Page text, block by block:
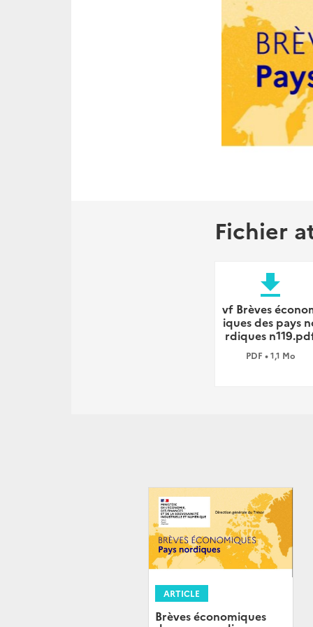
Fichier
file_download
vf Brèves
iques des pays
rdiques
PDF • 1,1 Mo
ARTICLE
Brèves économiques